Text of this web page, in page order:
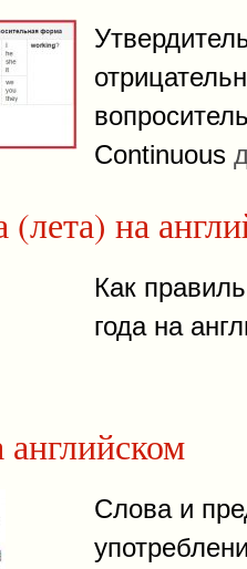
Continuous
(лета) на
Как
года на
Слова и